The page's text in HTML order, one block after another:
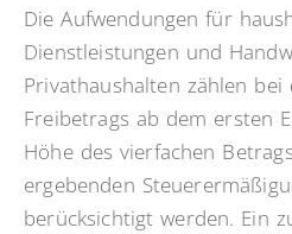
Die Aufwendungen für
Dienstleistungen und
Privathaushalten zählen
Freibetrags ab dem ersten
Höhe des vierfachen
ergebenden
berücksichtigt werden. Ein